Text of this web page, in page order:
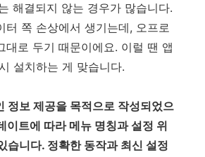
해결되지 않는 경우가 많습니다.
터 쪽 손상에서 생기는데, 오프로
대로 두기 때문이에요. 이럴 땐 앱
설치하는 게 맞습니다.
정보 제공을 목적으로 작성되었으
이트에 따라 메뉴 명칭과 설정 위
습니다. 정확한 동작과 최신 설정